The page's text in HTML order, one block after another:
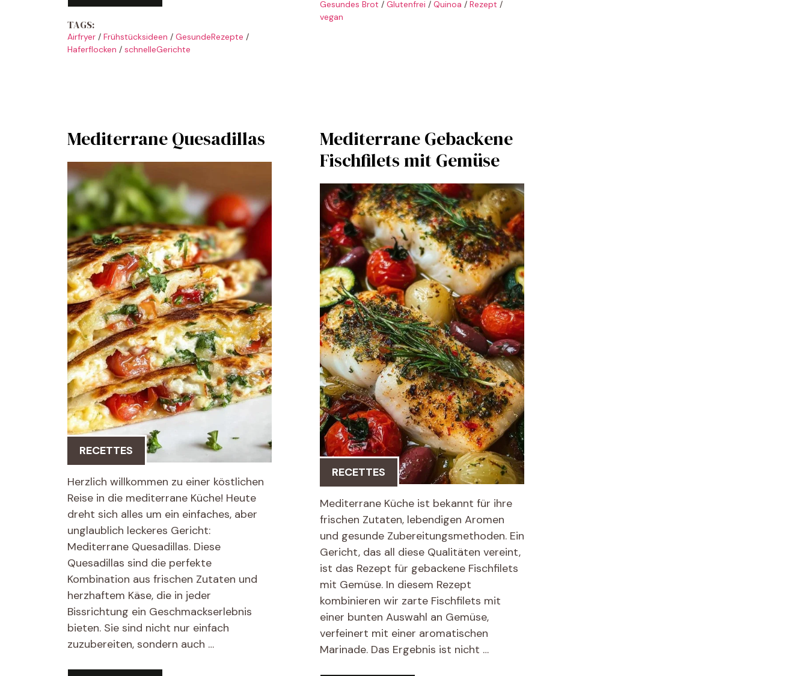
TAGS:
Airfryer / Frühstücksideen / GesundeRezepte /
Haferflocken / schnelleGerichte
Gesundes Brot / Glutenfrei / Quinoa / Rezept /
vegan
Mediterrane Quesadillas
RECETTES
Herzlich willkommen zu einer köstlichen
Reise in die mediterrane Küche! Heute
dreht sich alles um ein einfaches, aber
unglaublich leckeres Gericht:
Mediterrane Quesadillas. Diese
Quesadillas sind die perfekte
Kombination aus frischen Zutaten und
herzhaftem Käse, die in jeder
Bissrichtung ein Geschmackserlebnis
bieten. Sie sind nicht nur einfach
zuzubereiten, sondern auch …
Mediterrane Gebackene
Fischfilets mit Gemüse
RECETTES
Mediterrane Küche ist bekannt für ihre
frischen Zutaten, lebendigen Aromen
und gesunde Zubereitungsmethoden. Ein
Gericht, das all diese Qualitäten vereint,
ist das Rezept für gebackene Fischfilets
mit Gemüse. In diesem Rezept
kombinieren wir zarte Fischfilets mit
einer bunten Auswahl an Gemüse,
verfeinert mit einer aromatischen
Marinade. Das Ergebnis ist nicht …